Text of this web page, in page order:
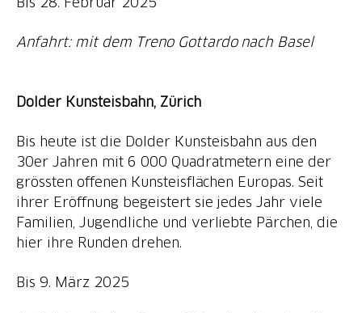
Anfahrt: mit dem Treno Gottardo nach Basel
Dolder Kunsteisbahn, Zürich
Bis heute ist die Dolder Kunsteisbahn aus den
30er Jahren mit 6 000 Quadratmetern eine der
grössten offenen Kunsteisflächen Europas. Seit
ihrer Eröffnung begeistert sie jedes Jahr viele
Familien, Jugendliche und verliebte Pärchen, die
hier ihre Runden drehen.
Bis 9. März 2025